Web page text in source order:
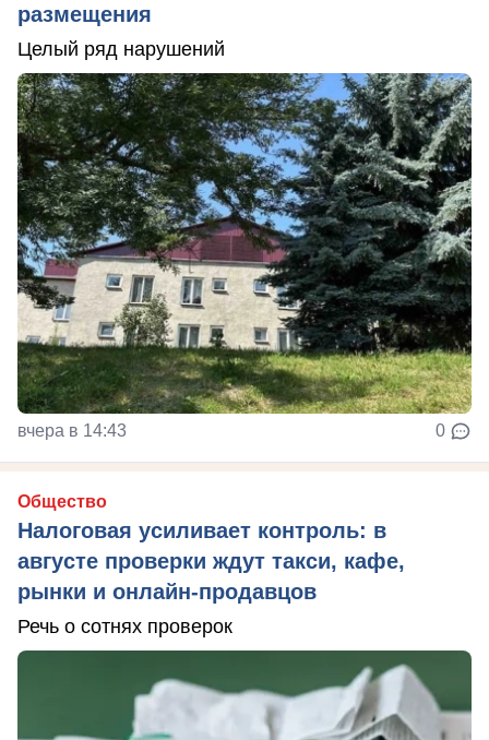
размещения
Целый ряд нарушений
вчера в 14:43 0
Общество
Налоговая усиливает контроль: в
августе проверки ждут такси, кафе,
рынки и онлайн-продавцов
Речь о сотнях проверок